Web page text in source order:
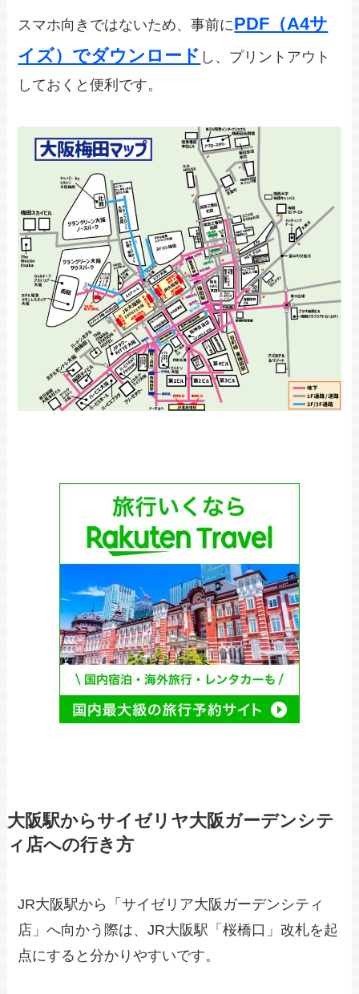
スマホ向きではないため、事前にPDF（A4サ
イズ）でダウンロード し、プリントアウト
しておくと便利です。
大阪駅からサイゼリヤ大阪ガーデンシテ
ィ店への行き方
JR大阪駅から「サイゼリア大阪ガーデンシティ
店」へ向かう際は、JR大阪駅「桜橋口」改札を起
点にすると分かりやすいです。